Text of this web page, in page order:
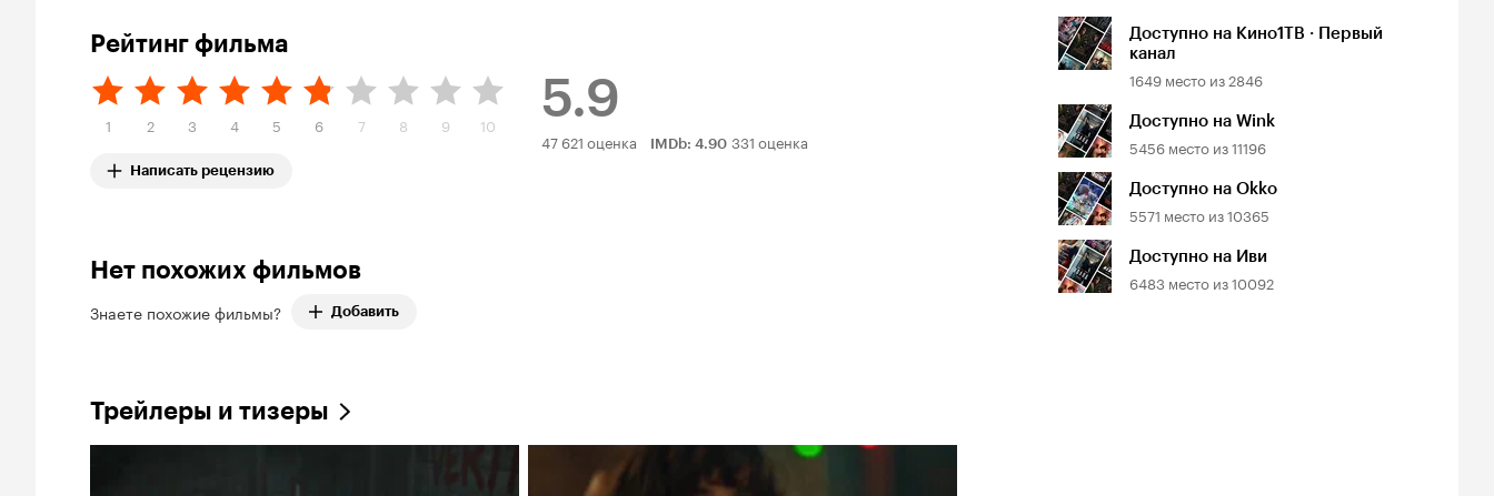
Рейтинг фильма
1 2 3 4 5 6 7 8 9 10
Написать рецензию
5.9
Рейтинг
47 621 оценка IMDb: 4.90 331 оценка
Нет похожих фильмов
Знаете похожие фильмы? Добавить
Трейлеры и тизеры
Доступно на Кино1ТВ · Первый
канал
1649 место из2846
Доступно на Wink
5456 место из11196
Доступно на Okko
5571 место из10365
Доступно на Иви
6483 место из10092